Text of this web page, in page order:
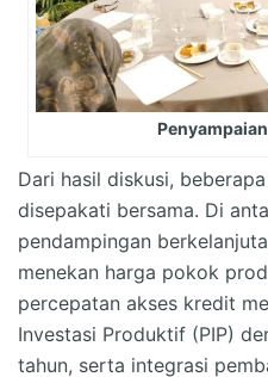
Dari hasil diskusi,
disepakati bersama. Di
pendampingan
menekan harga pokok
percepatan akses kredit
Investasi Produktif (PIP)
tahun, serta integrasi